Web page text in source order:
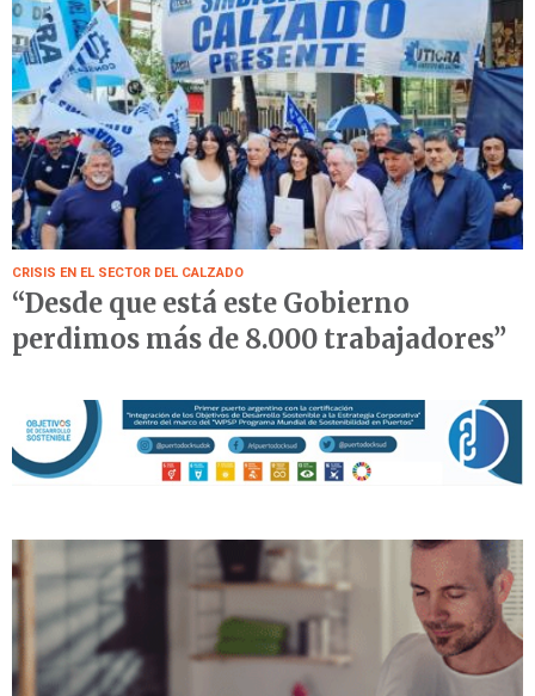
CRISIS EN EL SECTOR DEL CALZADO
“Desde que está este Gobierno
perdimos más de 8.000 trabajadores”